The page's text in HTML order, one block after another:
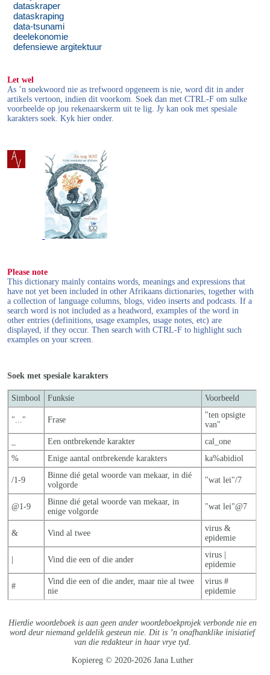
dataskraper
dataskraping
data-tsunami
deelekonomie
defensiewe argitektuur
Let wel
As ’n soekwoord nie as trefwoord opgeneem is nie, word dit in ander
artikels vertoon, indien dit voorkom. Soek dan met CTRL-F om sulke
voorbeelde op jou rekenaarskerm uit te lig. Jy kan ook met spesiale
karakters soek. Kyk hier onder.
Please note
This dictionary mainly contains words, meanings and expressions that
have not yet been included in other Afrikaans dictionaries, together with
a collection of language columns, blogs, video inserts and podcasts. If a
search word is not included as a headword, examples of the word in
other entries (definitions, usage examples, usage notes, etc) are
displayed, if they occur. Then search with CTRL-F to highlight such
examples on your screen.
Soek met spesiale karakters
Simbool Funksie Voorbeeld
"..." Frase
"ten opsigte
van"
Een ontbrekende karakter
cal_one
%
Enige aantal ontbrekende karakters ka%abidiol
/1-9
Binne dié getal woorde van mekaar, in dié
volgorde
"wat lei"/7
@1-9
Binne dié getal woorde van mekaar, in
enige volgorde
"wat lei"@7
& Vind al twee
virus &
epidemie
Vind die een of die ander
virus |
epidemie
#
Vind die een of die ander, maar nie al twee
nie
virus #
epidemie
Hierdie woordeboek is aan geen ander woordeboekprojek verbonde nie en
word deur niemand geldelik gesteun nie. Dit is ’n onafhanklike inisiatief
van die redakteur in haar vrye tyd.
Kopiereg © 2020-2026 Jana Luther